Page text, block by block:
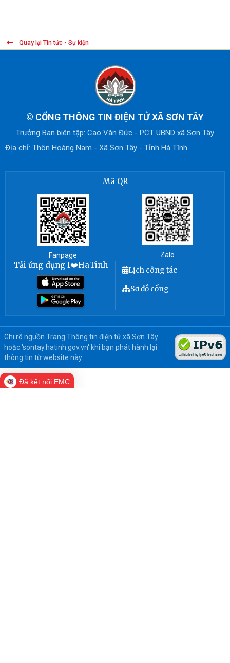
Quay lại Tin tức - Sự kiện
© CỔNG THÔNG TIN ĐIỆN TỬ XÃ SƠN TÂY
Trưởng Ban biên tập: Cao Văn Đức - PCT UBND xã Sơn Tây
Địa chỉ: Thôn Hoàng Nam - Xã Sơn Tây - Tỉnh Hà Tĩnh
Mã QR
Fanpage Zalo
Tải ứng dụng I❤️HaTinh
Lịch công tác
Sơ đồ cổng
Ghi rõ nguồn Trang Thông tin điện tử xã Sơn Tây
hoặc 'sontay.hatinh.gov.vn' khi bạn phát hành lại
thông tin từ website này.
Đã kết nối EMC